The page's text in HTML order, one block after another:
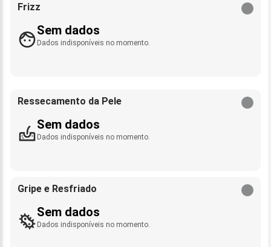
Frizz
Sem dados
Dados indisponíveis no momento.
Ressecamento da Pele
Sem dados
Dados indisponíveis no momento.
Gripe e Resfriado
Sem dados
Dados indisponíveis no momento.